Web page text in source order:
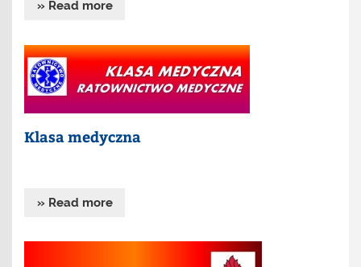
» Read more
Klasa medyczna
» Read more